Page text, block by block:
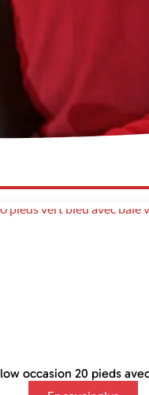
occasion 20 pieds